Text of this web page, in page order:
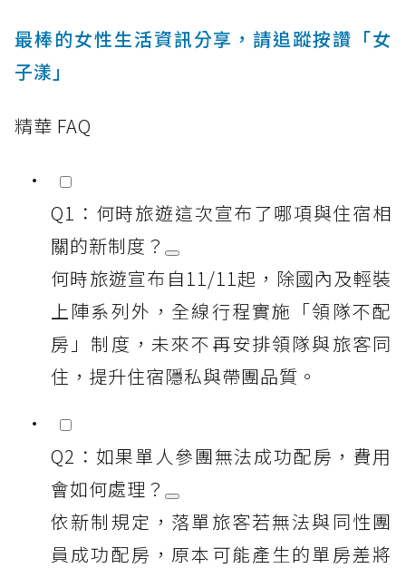
最棒的女性生活資訊分享，請追蹤按讚「女
子漾」
精華 FAQ
Q1：何時旅遊這次宣布了哪項與住宿相
關的新制度？
何時旅遊宣布自11/11起，除國內及輕裝
上陣系列外，全線行程實施「領隊不配
房」制度，未來不再安排領隊與旅客同
住，提升住宿隱私與帶團品質。
Q2：如果單人參團無法成功配房，費用
會如何處理？
依新制規定，落單旅客若無法與同性團
員成功配房，原本可能產生的單房差將